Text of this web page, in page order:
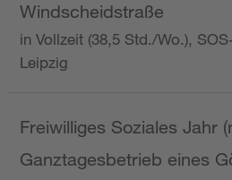
Windscheidstraße
in Vollzeit (38,5 Std./Wo.),
Leipzig
Freiwilliges Soziales Jahr
Ganztagesbetrieb eines